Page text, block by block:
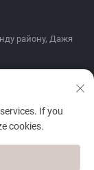
району, Дажя
укуктар
If you
cookies.